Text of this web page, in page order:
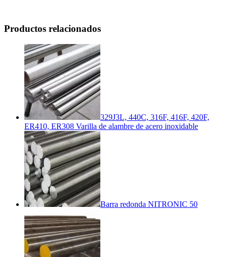
Productos relacionados
329J3L, 440C, 316F, 416F, 420F,
ER410, ER308 Varilla de alambre de acero inoxidable
Barra redonda NITRONIC 50